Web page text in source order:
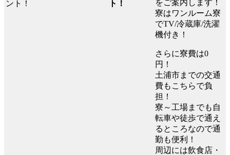
ト！
をご案内します！
寮はワンルーム寮
でTV/冷蔵庫/洗濯
機付き！
さらに寮費は0
円！
土浦市までの交通
費もこちらで負
担！
寮～工場までも自
転車や徒歩で通え
るところなので通
勤も便利！
周辺には飲食店・